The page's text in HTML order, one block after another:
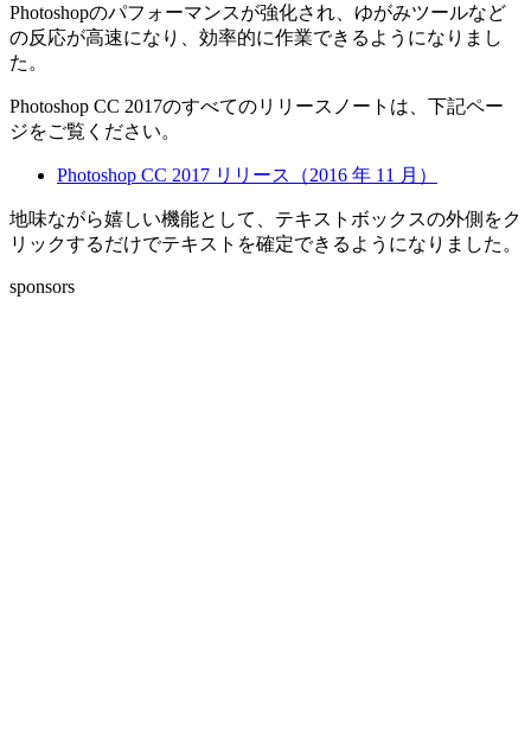
Photoshopのパフォーマンスが強化され、ゆがみツールなど
の反応が高速になり、効率的に作業できるようになりまし
た。
Photoshop CC 2017のすべてのリリースノートは、下記ペー
ジをご覧ください。
Photoshop CC 2017 リリース（2016 年 11 月）
地味ながら嬉しい機能として、テキストボックスの外側をク
リックするだけでテキストを確定できるようになりました。
sponsors